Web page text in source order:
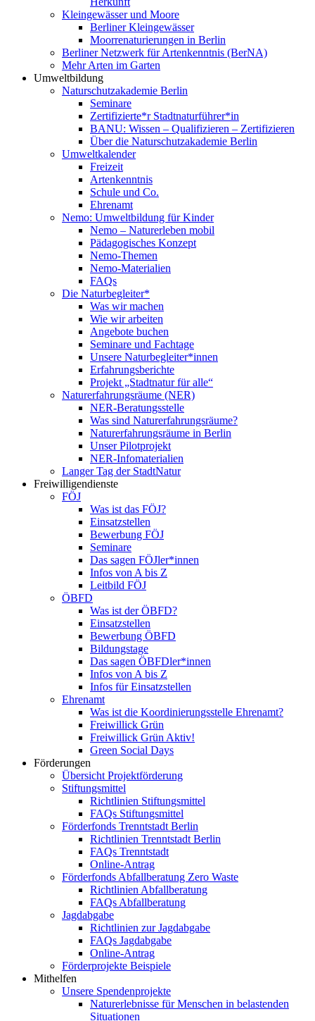
Kleingewässer und Moore
Berliner Kleingewässer
Moorrenaturierungen in Berlin
Berliner Netzwerk für Artenkenntnis (BerNA)
Mehr Arten im Garten
Umweltbildung
Naturschutzakademie Berlin
Seminare
Zertifizierte*r Stadtnaturführer*in
BANU: Wissen – Qualifizieren – Zertifizieren
Über die Naturschutzakademie Berlin
Umweltkalender
Freizeit
Artenkenntnis
Schule und Co.
Ehrenamt
Nemo: Umweltbildung für Kinder
Nemo – Naturerleben mobil
Pädagogisches Konzept
Nemo-Themen
Nemo-Materialien
FAQs
Die Naturbegleiter*
Was wir machen
Wie wir arbeiten
Angebote buchen
Seminare und Fachtage
Unsere Naturbegleiter*innen
Erfahrungsberichte
Projekt „Stadtnatur für alle“
Naturerfahrungsräume (NER)
NER-Beratungsstelle
Was sind Naturerfahrungsräume?
Naturerfahrungsräume in Berlin
Unser Pilotprojekt
NER-Infomaterialien
Langer Tag der StadtNatur
Freiwilligendienste
FÖJ
Was ist das FÖJ?
Einsatzstellen
Bewerbung FÖJ
Seminare
Das sagen FÖJler*innen
Infos von A bis Z
Leitbild FÖJ
ÖBFD
Was ist der ÖBFD?
Einsatzstellen
Bewerbung ÖBFD
Bildungstage
Das sagen ÖBFDler*innen
Infos von A bis Z
Infos für Einsatzstellen
Ehrenamt
Was ist die Koordinierungsstelle Ehrenamt?
Freiwillick Grün
Freiwillick Grün Aktiv!
Green Social Days
Förderungen
Übersicht Projektförderung
Stiftungsmittel
Richtlinien Stiftungsmittel
FAQs Stiftungsmittel
Förderfonds Trenntstadt Berlin
Richtlinien Trenntstadt Berlin
FAQs Trenntstadt
Online-Antrag
Förderfonds Abfallberatung Zero Waste
Richtlinien Abfallberatung
FAQs Abfallberatung
Jagdabgabe
Richtlinien zur Jagdabgabe
FAQs Jagdabgabe
Online-Antrag
Förderprojekte Beispiele
Mithelfen
Unsere Spendenprojekte
Naturerlebnisse für Menschen in belastenden
Situationen